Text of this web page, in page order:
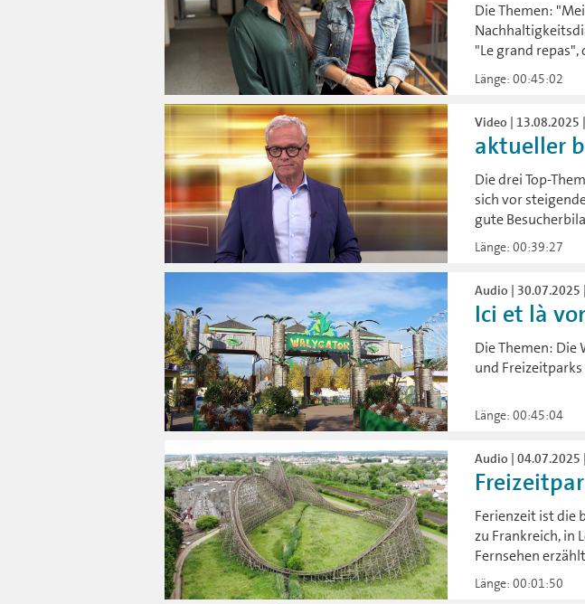
Die Themen:
"Le grand repas",
Länge: 00:45:02
Video | 13.08.2025
aktueller
Die drei Top-
sich vor
gute
Länge: 00:39:27
Audio | 30.07.2025
Ici et là
Die Themen:
und Freizeitparks
Länge: 00:45:04
Audio | 04.07.2025
Ferienzeit ist die
zu Frankreich, in
Fernsehen
Länge: 00:01:50